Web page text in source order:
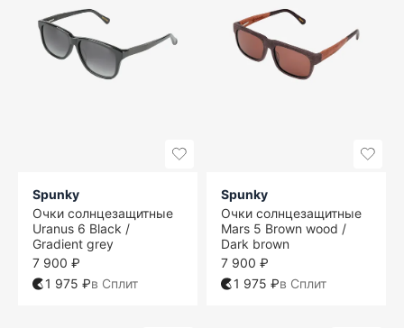
Spunky
Очки солнцезащитные
Uranus 6 Black /
Gradient grey
7 900 ₽
1 975 ₽в Сплит
Spunky
Очки солнцезащитные
Mars 5 Brown wood /
Dark brown
7 900 ₽
1 975 ₽в Сплит